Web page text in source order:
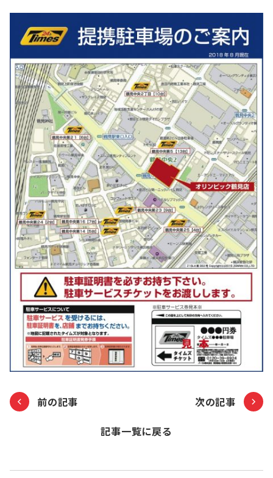
お知らせ
Olympicグループについて
環境への取り組み
採用情報
会社情報
前の記事
記事一覧に戻る
次の記事